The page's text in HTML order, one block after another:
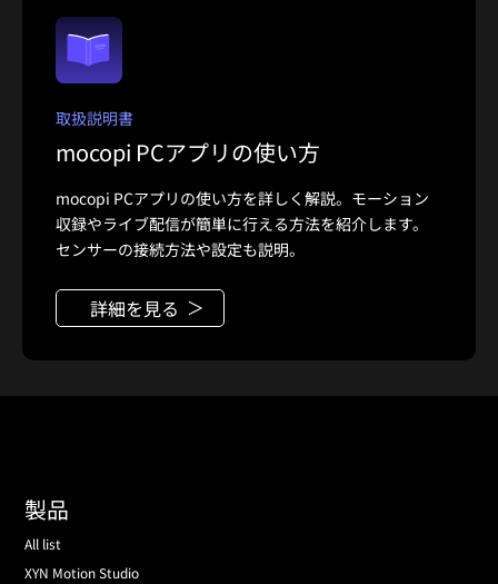
取扱説明書
mocopi PCアプリの使い方
mocopi PCアプリの使い方を詳しく解説。モーション
収録やライブ配信が簡単に行える方法を紹介します。
センサーの接続方法や設定も説明。
詳細を見る
製品
All list
XYN Motion Studio